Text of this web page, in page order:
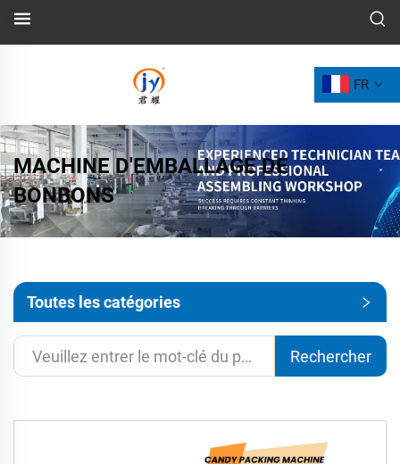
FR
MACHINE D'EMBALLAGE DE
BONBONS
Toutes les catégories
Rechercher